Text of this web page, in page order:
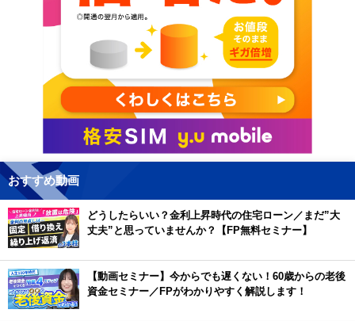
おすすめ動画
どうしたらいい？金利上昇時代の住宅ローン／まだ”大
丈夫”と思っていませんか？【FP無料セミナー】
【動画セミナー】今からでも遅くない！60歳からの老後
資金セミナー／FPがわかりやすく解説します！